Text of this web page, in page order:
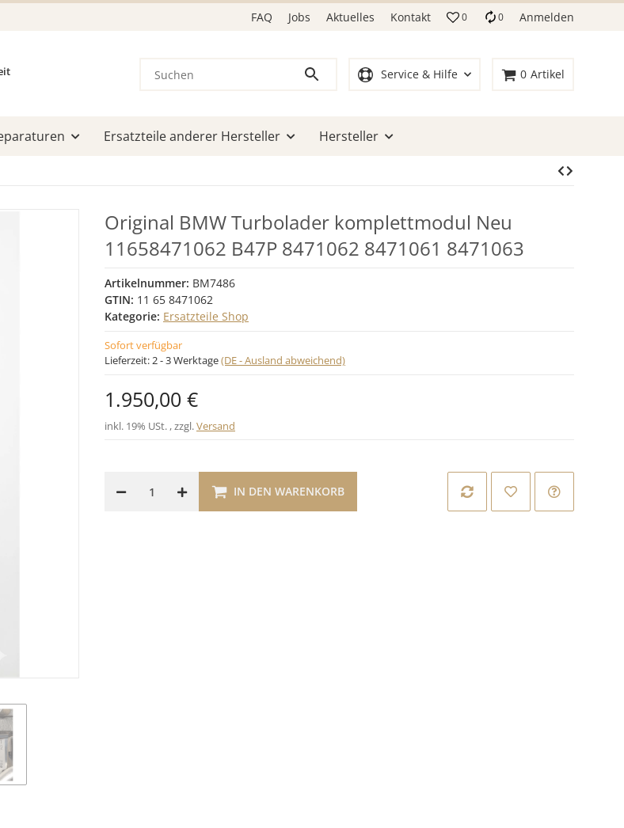
FAQ Jobs Aktuelles Kontakt 0 0 Anmelden
Service & Hilfe 0 Artikel
Ersatzteile anderer Hersteller Hersteller
Original BMW Turbolader komplettmodul Neu
11658471062 B47P 8471062 8471061 8471063
Artikelnummer: BM7486
GTIN: 11 65 8471062
Kategorie: Ersatzteile Shop
Sofort verfügbar
Lieferzeit:2 - 3 Werktage(DE - Ausland abweichend)
1.950,00 €
inkl. 19% USt. , zzgl.Versand
IN DEN WARENKORB